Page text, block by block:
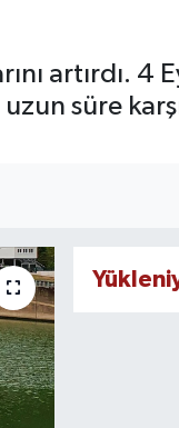
artırdı. 4
süre